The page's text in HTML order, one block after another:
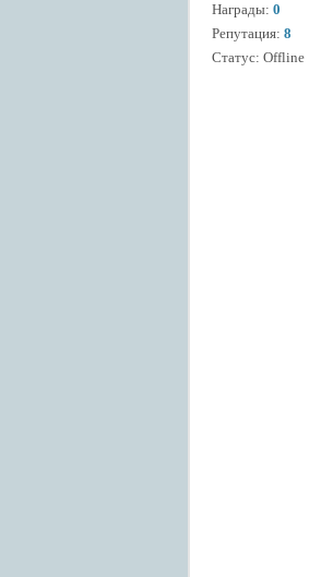
Награды: 0
Репутация: 8
Статус: Offline